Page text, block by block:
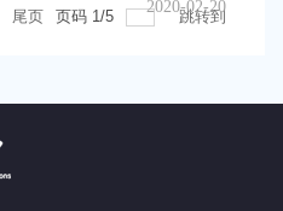
2020-02-20
尾页 页码 1/5 跳转到